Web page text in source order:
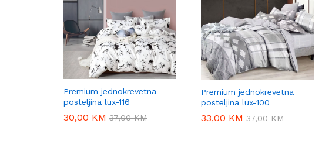
Premium jednokrevetna
posteljina lux-116
30,00 KM 37,00KM
30,00 KM 37,00KM
Premium jednokrevetna
posteljina lux-100
33,00 KM 37,00KM
33,00 KM 37,00KM